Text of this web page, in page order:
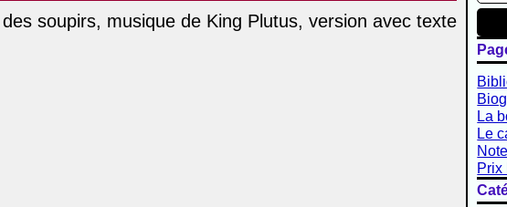
La
Le
Prix